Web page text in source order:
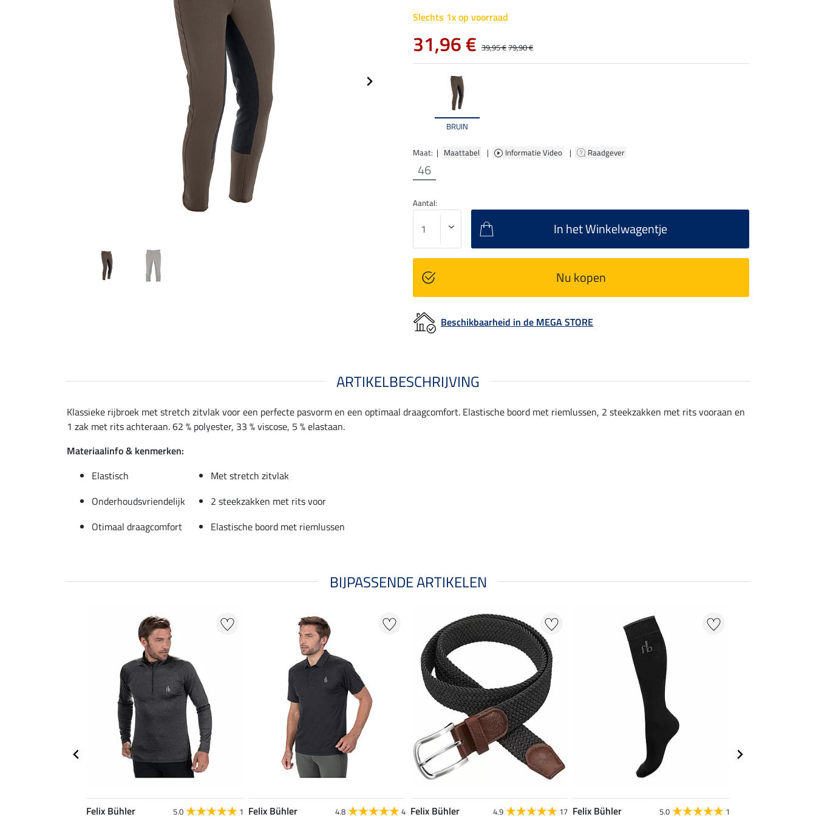
BRUIN
Maat: | Maattabel | Informatie Video | Raadgever
46
Slechts 1x op voorraad
31,96 € 39,95 €79,90 €
Aantal:
In het Winkelwagentje
Nu kopen
Beschikbaarheid in de MEGA STORE
ARTIKELBESCHRIJVING
Klassieke rijbroek met stretch zitvlak voor een perfecte pasvorm en een optimaal draagcomfort. Elastische boord met riemlussen, 2 steekzakken met rits vooraan en
1 zak met rits achteraan. 62 % polyester, 33 % viscose, 5 % elastaan.
Materiaalinfo & kenmerken:
Elastisch
Met stretch zitvlak
Onderhoudsvriendelijk
2 steekzakken met rits voor
Otimaal draagcomfort
Elastische boord met riemlussen
BIJPASSENDE ARTIKELEN
Felix Bühler 5.0 1 Felix Bühler 4.8 4 Felix Bühler 4.9 17 Felix Bühler 5.0 1